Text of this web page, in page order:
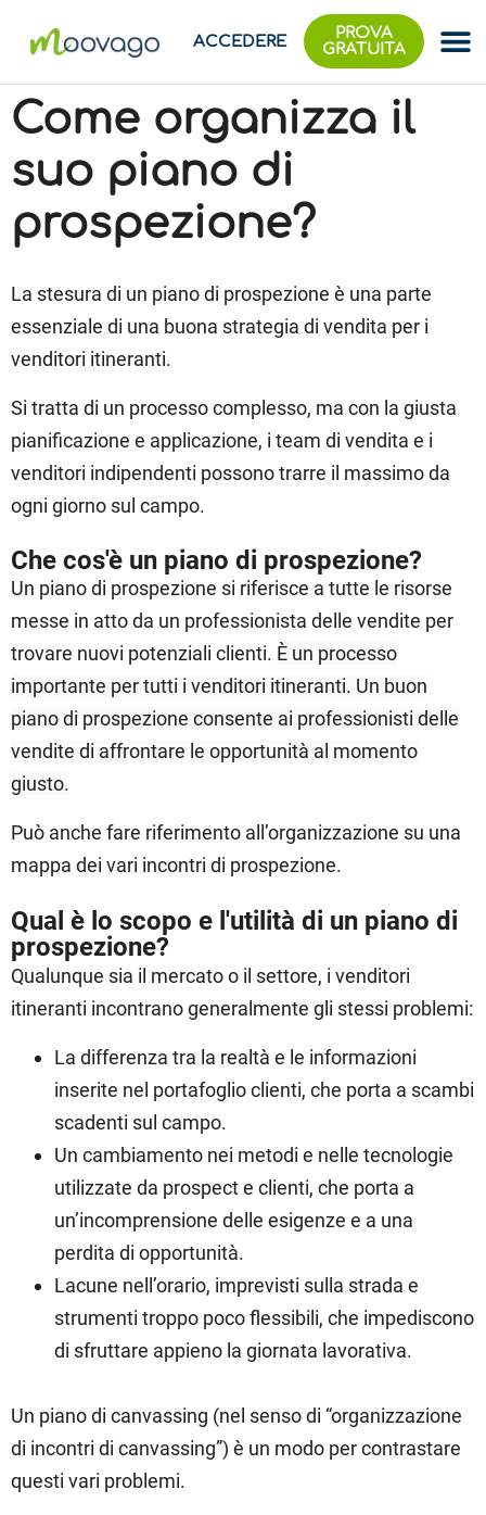
ACCEDERE
PROVA
GRATUITA
Come organizza il
suo piano di
prospezione?
La stesura di un piano di prospezione è una parte
essenziale di una buona strategia di vendita per i
venditori itineranti.
Si tratta di un processo complesso, ma con la giusta
pianificazione e applicazione, i team di vendita e i
venditori indipendenti possono trarre il massimo da
ogni giorno sul campo.
Che cos'è un piano di prospezione?
Un piano di prospezione si riferisce a tutte le risorse
messe in atto da un professionista delle vendite per
trovare nuovi potenziali clienti. È un processo
importante per tutti i venditori itineranti. Un buon
piano di prospezione consente ai professionisti delle
vendite di affrontare le opportunità al momento
giusto.
Può anche fare riferimento all’organizzazione su una
mappa dei vari incontri di prospezione.
Qual è lo scopo e l'utilità di un piano di
prospezione?
Qualunque sia il mercato o il settore, i venditori
itineranti incontrano generalmente gli stessi problemi:
La differenza tra la realtà e le informazioni
inserite nel portafoglio clienti, che porta a scambi
scadenti sul campo.
Un cambiamento nei metodi e nelle tecnologie
utilizzate da prospect e clienti, che porta a
un’incomprensione delle esigenze e a una
perdita di opportunità.
Lacune nell’orario, imprevisti sulla strada e
strumenti troppo poco flessibili, che impediscono
di sfruttare appieno la giornata lavorativa.
Un piano di canvassing (nel senso di “organizzazione
di incontri di canvassing”) è un modo per contrastare
questi vari problemi.